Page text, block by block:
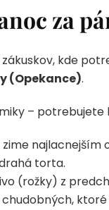
za
kde
(Opekance).
– potrebujete
zime
torta.
(rožky) z